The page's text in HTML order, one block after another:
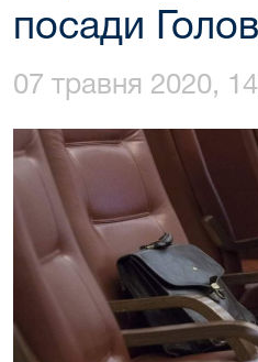
посади
07 травня 2020,